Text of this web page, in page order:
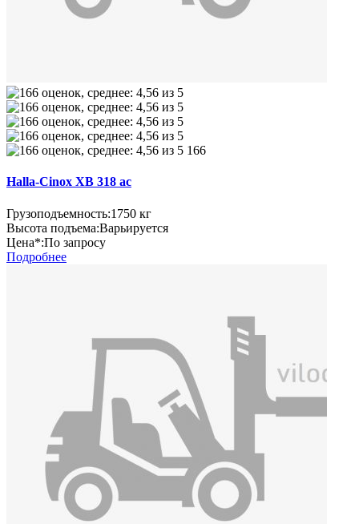
166
Halla-Cinox XB 318 ac
Грузоподъемность:1750 кг
Высота подъема:Варьируется
Цена*:По запросу
Подробнее